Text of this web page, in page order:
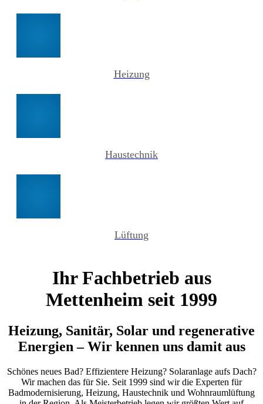
Heizung
Haustechnik
Lüftung
Ihr Fachbetrieb aus
Mettenheim seit 1999
Heizung, Sanitär, Solar und regenerative
Energien – Wir kennen uns damit aus
Schönes neues Bad? Effizientere Heizung? Solaranlage aufs Dach?
Wir machen das für Sie. Seit 1999 sind wir die Experten für
Badmodernisierung, Heizung, Haustechnik und Wohnraumlüftung